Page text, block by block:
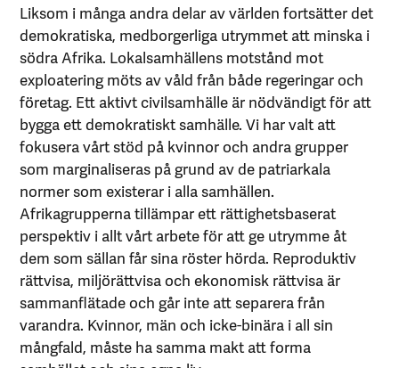
Liksom i många andra delar av världen fortsätter det
demokratiska, medborgerliga utrymmet att minska i
södra Afrika. Lokalsamhällens motstånd mot
exploatering möts av våld från både regeringar och
företag. Ett aktivt civilsamhälle är nödvändigt för att
bygga ett demokratiskt samhälle. Vi har valt att
fokusera vårt stöd på kvinnor och andra grupper
som marginaliseras på grund av de patriarkala
normer som existerar i alla samhällen.
Afrikagrupperna tillämpar ett rättighetsbaserat
perspektiv i allt vårt arbete för att ge utrymme åt
dem som sällan får sina röster hörda. Reproduktiv
rättvisa, miljörättvisa och ekonomisk rättvisa är
sammanflätade och går inte att separera från
varandra. Kvinnor, män och icke-binära i all sin
mångfald, måste ha samma makt att forma